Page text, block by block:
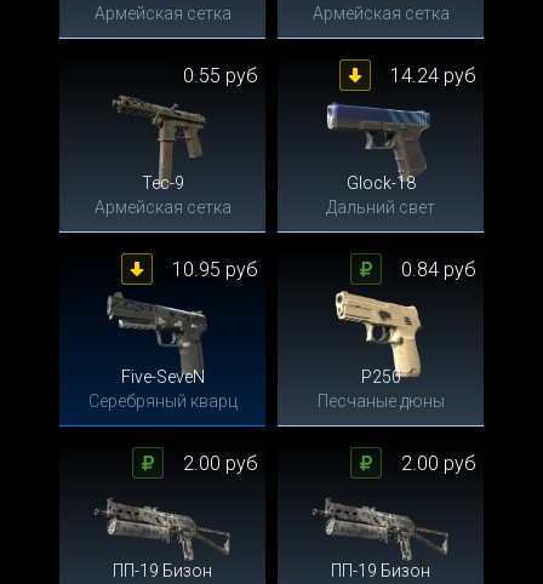
Армейская сетка
Армейская сетка
Tec-9
Армейская сетка
0.55 руб
Glock-18
Дальний свет
14.24 руб
Five-SeveN
Серебряный кварц
10.95 руб
P250
Песчаные дюны
0.84 руб
ПП-19 Бизон
2.00 руб
ПП-19 Бизон
2.00 руб